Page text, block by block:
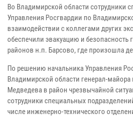
Во Владимирской области сотрудники
Управления Росгвардии по
взаимодействии с коллегами других
обеспечили эвакуацию и
районов н.п. Барсово, где произошла
По решению начальника Управления
Владимирской области генерал-
Медведева в район чрезвычайной
сотрудники специальных
числе инженерно-технического